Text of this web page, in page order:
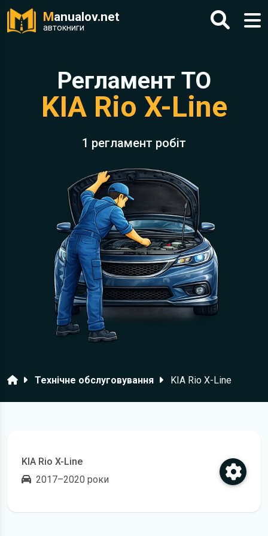
Manualov.net
автокниги
Регламент ТО
KIA Rio X-Line
1 регламент робіт
ГоловнаТехнічне обслуговування KIA Rio X-Line
KIA Rio X-Line
2017–2020 роки